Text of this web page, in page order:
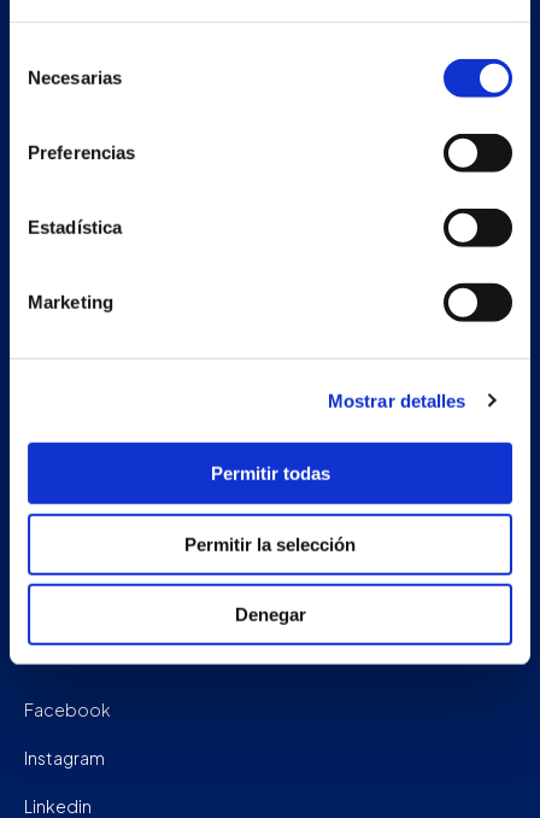
Necesarias
Preferencias
Estadística
Marketing
Mostrar detalles
Permitir todas
Permitir la selección
Denegar
Estrada Porto Cabeiro, 68
Vilar de Infesta 36815
News
Facebook
Instagram
Linkedin